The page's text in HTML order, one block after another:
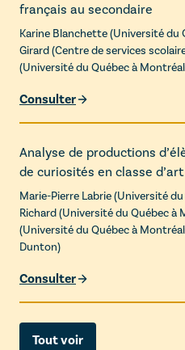
français au secondaire
Karine Blanchette(Université du
Girard(Centre de services
(Université du Québec à Montréal
Consulter
Analyse de productions
de curiosités en classe
Marie-Pierre Labrie(Université
Richard(Université du Québec à
(Université du Québec à Montréal
Dunton)
Consulter
Tout voir